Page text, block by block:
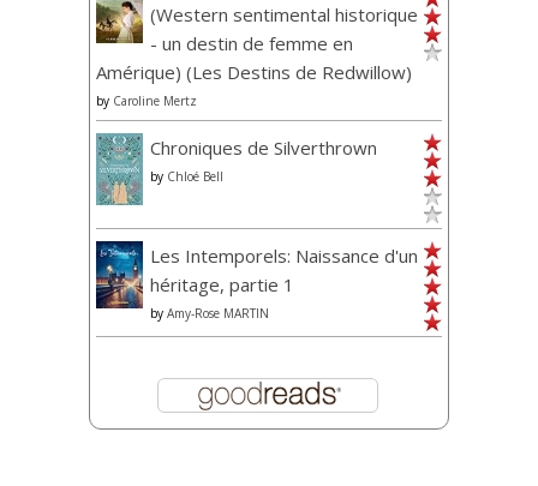
(Western sentimental historique
- un destin de femme en
Amérique) (Les Destins de Redwillow)
by Caroline Mertz
Chroniques de Silverthrown
by Chloé Bell
Les Intemporels: Naissance d'un
héritage, partie 1
by Amy-Rose MARTIN